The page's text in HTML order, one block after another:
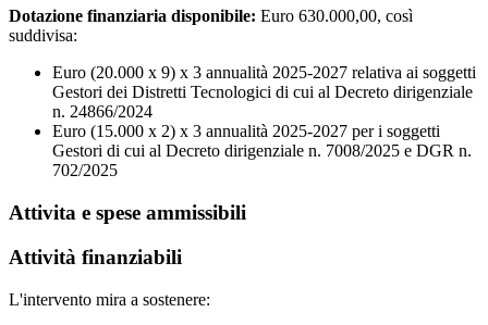
Dotazione finanziaria disponibile: Euro 630.000,00, così
suddivisa:
Euro (20.000 x 9) x 3 annualità 2025-2027 relativa ai soggetti
Gestori dei Distretti Tecnologici di cui al Decreto dirigenziale
n. 24866/2024
Euro (15.000 x 2) x 3 annualità 2025-2027 per i soggetti
Gestori di cui al Decreto dirigenziale n. 7008/2025 e DGR n.
702/2025
Attivita e spese ammissibili
Attività finanziabili
L'intervento mira a sostenere: